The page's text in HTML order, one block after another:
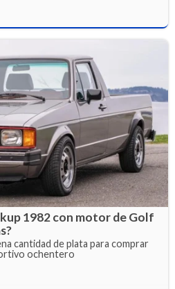
1982 con motor de Golf
cantidad de plata para comprar
ochentero